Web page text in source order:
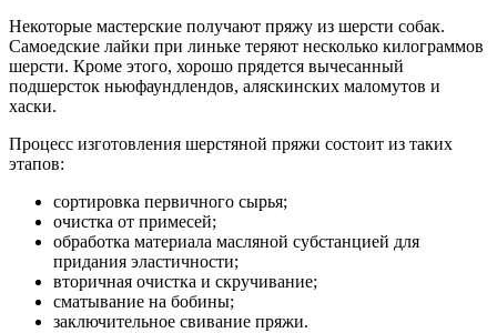
Некоторые мастерские получают пряжу из шерсти собак.
Самоедские лайки при линьке теряют несколько килограммов
шерсти. Кроме этого, хорошо прядется вычесанный
подшерсток ньюфаундлендов, аляскинских маломутов и
хаски.
Процесс изготовления шерстяной пряжи состоит из таких
этапов:
сортировка первичного сырья;
очистка от примесей;
обработка материала масляной субстанцией для
придания эластичности;
вторичная очистка и скручивание;
сматывание на бобины;
заключительное свивание пряжи.